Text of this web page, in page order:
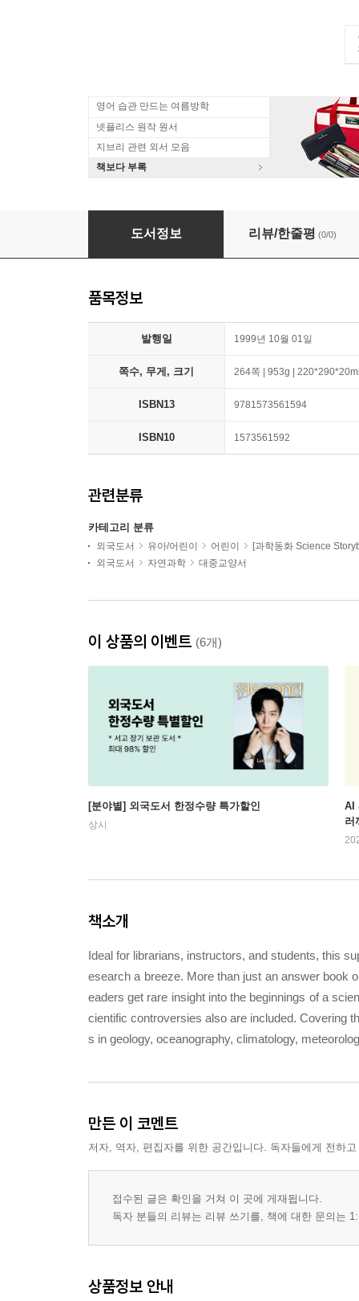
영어 습관 만드는 여름방학
넷플리스 원작 원서
지브리 관련 외서 모음
책보다 부록
The Oryx Guide to Natural History: The
도서정보 리뷰/한줄평 (0/0)
품목정보
발행일 1999년 10월 01일
쪽수, 무게, 크기 264쪽 | 953g |
ISBN13 9781573561594
ISBN10 1573561592
관련분류
카테고리 분류
외국도서 유아/어린이 어린이
[과학동화 Science
외국도서
자연과학 대중교양서
이 상품의 이벤트 (6개)
[분야별] 외국도서 한정수량 특가할인
상시
AI
러
책소개
Ideal for librarians, instructors, and students, this
esearch a breeze. More than just an answer book
eaders get rare insight into the beginnings of a
cientific controversies also are included. Covering
s in geology, oceanography, climatology,
만든 이 코멘트
저자, 역자, 편집자를 위한 공간입니다. 독자들에게 전하
접수된 글은 확인을 거쳐 이 곳에 게재됩니다.
독자 분들의 리뷰는 리뷰 쓰기를, 책에 대한 문의는
상품정보 안내